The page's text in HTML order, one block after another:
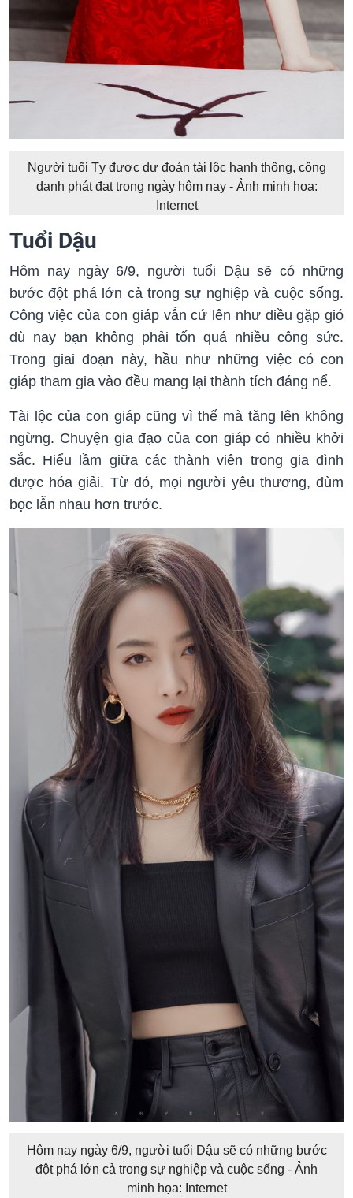
Người tuổi Tỵ được dự đoán tài lộc hanh thông, công
danh phát đạt trong ngày hôm nay - Ảnh minh họa:
Internet
Tuổi Dậu
Hôm nay ngày 6/9, người tuổi Dậu sẽ có những
bước đột phá lớn cả trong sự nghiệp và cuộc sống.
Công việc của con giáp vẫn cứ lên như diều gặp gió
dù nay bạn không phải tốn quá nhiều công sức.
Trong giai đoạn này, hầu như những việc có con
giáp tham gia vào đều mang lại thành tích đáng nể.
Tài lộc của con giáp cũng vì thế mà tăng lên không
ngừng. Chuyện gia đạo của con giáp có nhiều khởi
sắc. Hiểu lầm giữa các thành viên trong gia đình
được hóa giải. Từ đó, mọi người yêu thương, đùm
bọc lẫn nhau hơn trước.
Hôm nay ngày 6/9, người tuổi Dậu sẽ có những bước
đột phá lớn cả trong sự nghiệp và cuộc sống - Ảnh
minh họa: Internet